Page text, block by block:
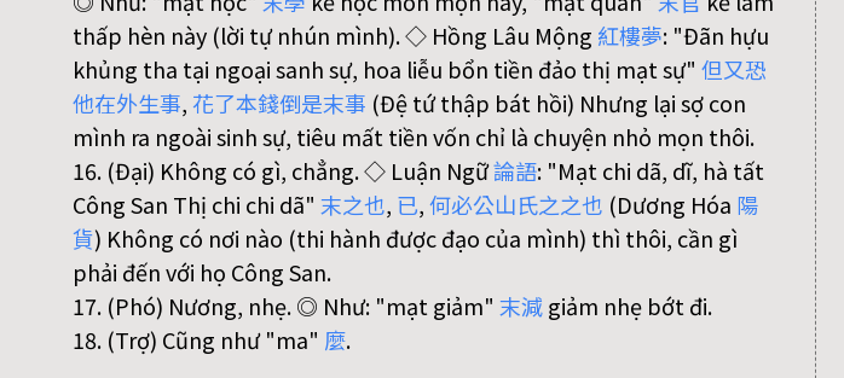
thấp hèn này (lời tự nhún mình). ◇ Hồng Lâu Mộng 紅樓夢: "Đãn hựu
khủng tha tại ngoại sanh sự, hoa liễu bổn tiền đảo thị mạt sự" 但又恐
他在外生事, 花了本錢倒是末事 (Đệ tứ thập bát hồi) Nhưng lại sợ con
mình ra ngoài sinh sự, tiêu mất tiền vốn chỉ là chuyện nhỏ mọn thôi.
16. (Đại) Không có gì, chẳng. ◇ Luận Ngữ論語: "Mạt chi dã, dĩ, hà tất
Công San Thị chi chi dã" 末之也, 已,何必公山氏之之也 (Dương Hóa 陽
貨) Không có nơi nào (thi hành được đạo của mình) thì thôi, cần gì
phải đến với họ Công San.
17. (Phó) Nương, nhẹ. ◎ Như: "mạt giảm" 末減giảm nhẹ bớt đi.
18. (Trợ) Cũng như "ma" 麼.